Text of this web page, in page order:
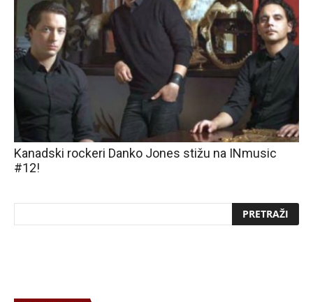
Kanadski rockeri Danko Jones stižu na INmusic
#12!